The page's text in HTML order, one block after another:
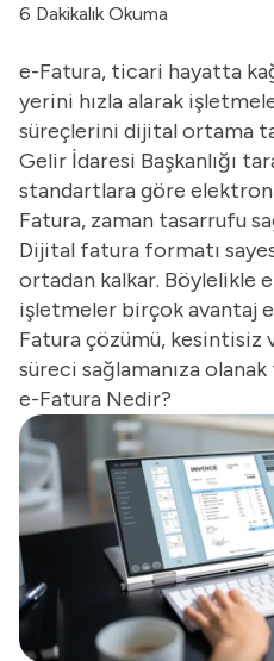
6 Dakikalık Okuma
e-Fatura, ticari hayatta
yerini hızla alarak
süreçlerini dijital ortama
Gelir İdaresi Başkanlığı
standartlara göre
Fatura, zaman tasarrufu
Dijital fatura formatı
ortadan kalkar. Böylelikle
işletmeler birçok avantaj
Fatura çözümü, kesintisiz
süreci sağlamanıza olanak
e-Fatura Nedir?